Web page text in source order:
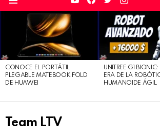
STORIES
CONOCE EL PORTÁTIL
PLEGABLE MATEBOOK FOLD
DE HUAWEI
UNITREE G1
ERA DE LA
HUMANOIDE ÁGIL
Team LTV